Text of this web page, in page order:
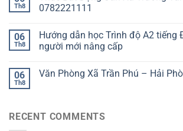
Th8
0782221111
06
Th8
Hướng dẫn học Trình độ A2 tiếng
người mới nâng cấp
06
Th8
Văn Phòng Xã Trần Phú – Hải
RECENT COMMENTS